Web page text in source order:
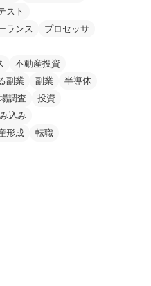
スト
ランス
プロセッサ
不動産投資
副業 副業
半導体
調査
投資
込み
形成 転職